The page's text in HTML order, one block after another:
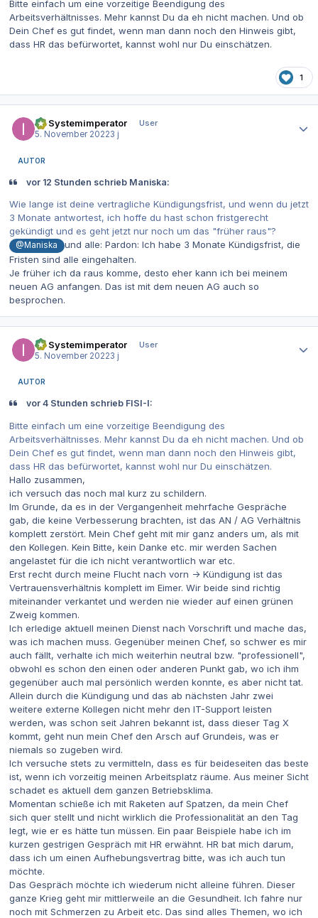
Bitte einfach um eine vorzeitige Beendigung des
Arbeitsverhältnisses. Mehr kannst Du da eh nicht machen. Und ob
Dein Chef es gut findet, wenn man dann noch den Hinweis gibt,
dass HR das befürwortet, kannst wohl nur Du einschätzen.
1
IT-Systemimperator
User
5. November 20223 j
AUTOR
vor 12 Stunden schrieb Maniska:
Wie lange ist deine vertragliche Kündigungsfrist, und wenn du jetzt
3 Monate antwortest, ich hoffe du hast schon fristgerecht
gekündigt und es geht jetzt nur noch um das "früher raus"?
@Maniska
und alle: Pardon: Ich habe 3 Monate Kündigsfrist, die
Fristen sind alle eingehalten.
Je früher ich da raus komme, desto eher kann ich bei meinem
neuen AG anfangen. Das ist mit dem neuen AG auch so
besprochen.
IT-Systemimperator
User
5. November 20223 j
AUTOR
vor 4 Stunden schrieb FISI-I:
Bitte einfach um eine vorzeitige Beendigung des
Arbeitsverhältnisses. Mehr kannst Du da eh nicht machen. Und ob
Dein Chef es gut findet, wenn man dann noch den Hinweis gibt,
dass HR das befürwortet, kannst wohl nur Du einschätzen.
Hallo zusammen,
ich versuch das noch mal kurz zu schildern.
Im Grunde, da es in der Vergangenheit mehrfache Gespräche
gab, die keine Verbesserung brachten, ist das AN / AG Verhältnis
komplett zerstört. Mein Chef geht mit mir ganz anders um, als mit
den Kollegen. Kein Bitte, kein Danke etc. mir werden Sachen
angelastet für die ich nicht verantwortlich war etc.
Erst recht durch meine Flucht nach vorn -> Kündigung ist das
Vertrauensverhältnis komplett im Eimer. Wir beide sind richtig
miteinander verkantet und werden nie wieder auf einen grünen
Zweig kommen.
Ich erledige aktuell meinen Dienst nach Vorschrift und mache das,
was ich machen muss. Gegenüber meinen Chef, so schwer es mir
auch fällt, verhalte ich mich weiterhin neutral bzw. "professionell",
obwohl es schon den einen oder anderen Punkt gab, wo ich ihm
gegenüber auch mal persönlich werden konnte, es aber nicht tat.
Allein durch die Kündigung und das ab nächsten Jahr zwei
weitere externe Kollegen nicht mehr den IT-Support leisten
werden, was schon seit Jahren bekannt ist, dass dieser Tag X
kommt, geht nun mein Chef den Arsch auf Grundeis, was er
niemals so zugeben wird.
Ich versuche stets zu vermitteln, dass es für beideseiten das beste
ist, wenn ich vorzeitig meinen Arbeitsplatz räume. Aus meiner Sicht
schadet es aktuell dem ganzen Betriebsklima.
Momentan schieße ich mit Raketen auf Spatzen, da mein Chef
sich quer stellt und nicht wirklich die Professionalität an den Tag
legt, wie er es hätte tun müssen. Ein paar Beispiele habe ich im
kurzen gestrigen Gespräch mit HR erwähnt. HR bat mich darum,
dass ich um einen Aufhebungsvertrag bitte, was ich auch tun
möchte.
Das Gespräch möchte ich wiederum nicht alleine führen. Dieser
ganze Krieg geht mir mittlerweile an die Gesundheit. Ich fahre nur
noch mit Schmerzen zu Arbeit etc. Das sind alles Themen, wo ich